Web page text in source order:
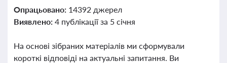
Опрацьовано: 14392 джерел
Виявлено: 4 публікації за 5 січня
На основі зібраних матеріалів ми сформували
короткі відповіді на актуальні запитання. Ви